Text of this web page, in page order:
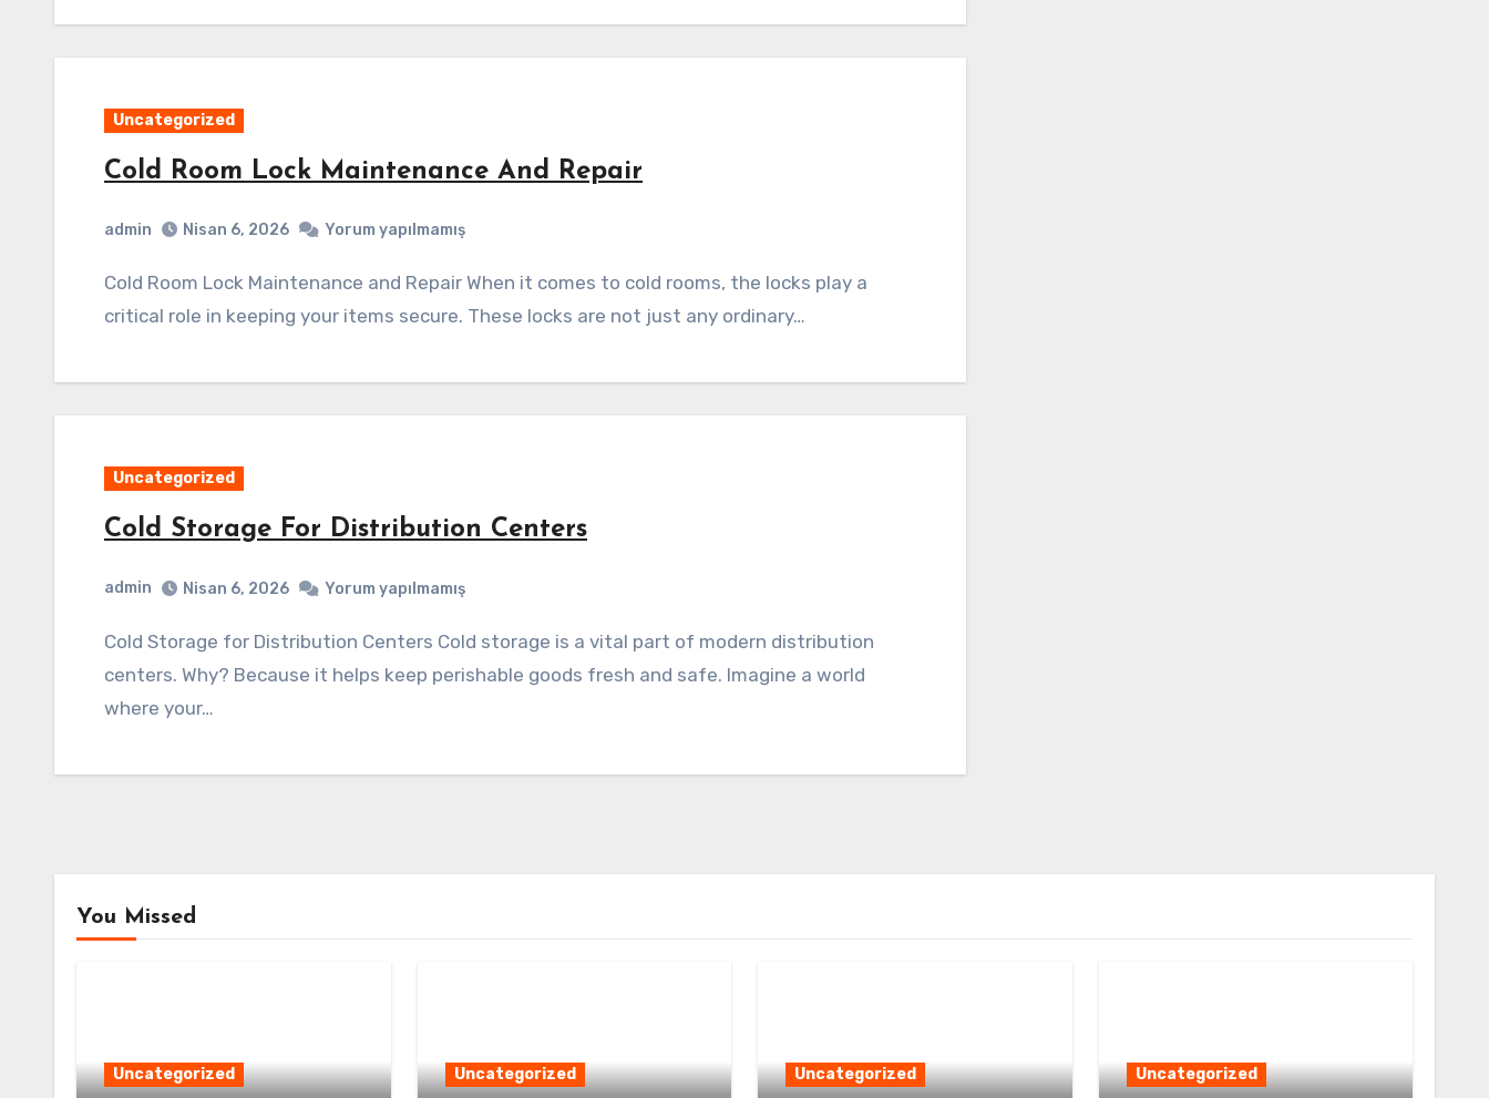
Uncategorized
Cold Room Lock Maintenance And Repair
admin Nisan 6, 2026 Yorum yapılmamış
Cold Room Lock Maintenance and Repair When it comes to cold rooms, the locks play a
critical role in keeping your items secure. These locks are not just any ordinary…
Uncategorized
Cold Storage For Distribution Centers
admin Nisan 6, 2026 Yorum yapılmamış
Cold Storage for Distribution Centers Cold storage is a vital part of modern distribution
centers. Why? Because it helps keep perishable goods fresh and safe. Imagine a world
where your…
You Missed
Uncategorized Uncategorized Uncategorized Uncategorized